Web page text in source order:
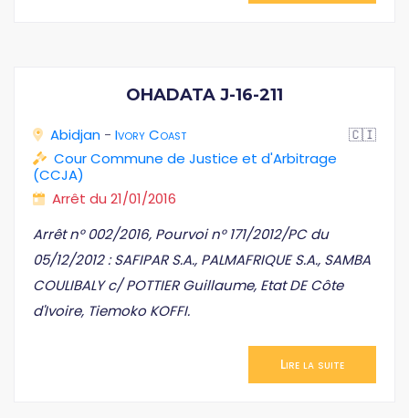
OHADATA J-16-211
Abidjan - Ivory Coast
🇨🇮
Cour Commune de Justice et d'Arbitrage
(CCJA)
Arrêt du 21/01/2016
Arrêt n° 002/2016, Pourvoi n° 171/2012/PC du
05/12/2012 : SAFIPAR S.A., PALMAFRIQUE S.A., SAMBA
COULIBALY c/ POTTIER Guillaume, Etat DE Côte
d'Ivoire, Tiemoko KOFFI.
Lire la suite